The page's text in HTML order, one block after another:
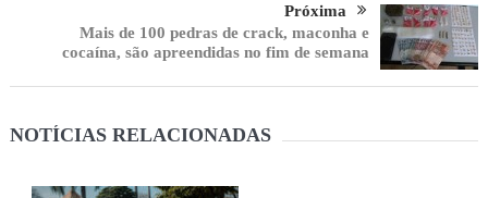
Próxima
Mais de 100 pedras de crack, maconha e
cocaína, são apreendidas no fim de semana
NOTÍCIAS RELACIONADAS